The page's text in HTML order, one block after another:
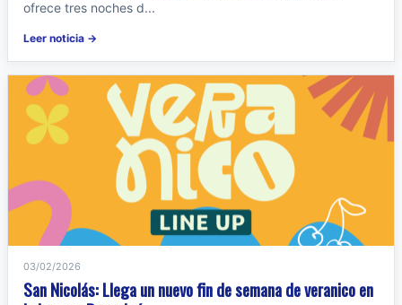
ofrece tres noches d...
Leer noticia →
03/02/2026
San Nicolás: Llega un nuevo fin de semana de veranico en